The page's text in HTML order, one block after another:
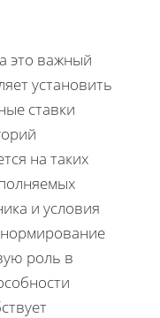
это важный
установить
ставки
на таких
и условия
роль в